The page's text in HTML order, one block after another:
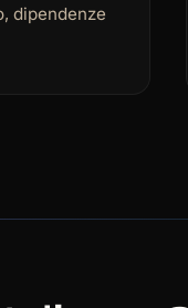
dipendenze